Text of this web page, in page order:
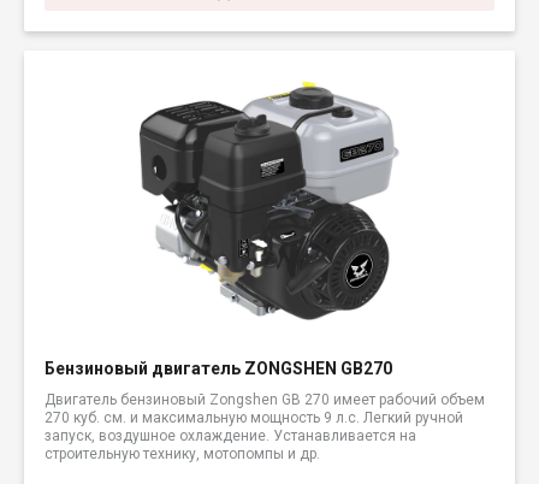
Бензиновый двигатель ZONGSHEN GB270
Двигатель бензиновый Zongshen GB 270 имеет рабочий объем
270 куб. см. и максимальную мощность 9 л.с. Легкий ручной
запуск, воздушное охлаждение. Устанавливается на
строительную технику, мотопомпы и др.